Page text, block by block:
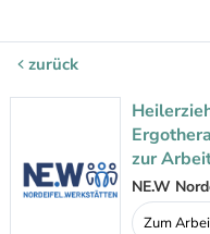
zurück
zur
NE.W
Zum